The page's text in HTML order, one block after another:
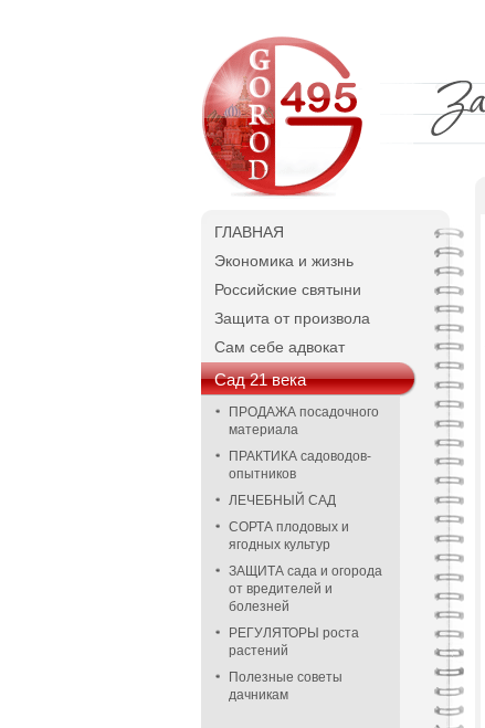
ГЛАВНАЯ
Экономика и жизнь
Российские святыни
Защита от произвола
Сам себе адвокат
Сад 21 века
ПРОДАЖА посадочного
материала
ПРАКТИКА садоводов-
опытников
ЛЕЧЕБНЫЙ САД
СОРТА плодовых и
ягодных культур
ЗАЩИТА сада и огорода
от вредителей и
болезней
РЕГУЛЯТОРЫ роста
растений
Полезные советы
дачникам